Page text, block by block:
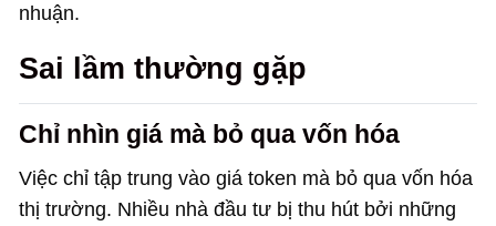
nhuận.
Sai lầm thường gặp
Chỉ nhìn giá mà bỏ qua vốn hóa
Việc chỉ tập trung vào giá token mà bỏ qua vốn hóa
thị trường. Nhiều nhà đầu tư bị thu hút bởi những